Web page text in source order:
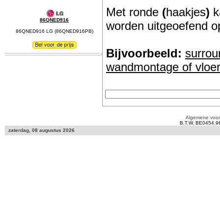
86QNED916
86QNED916 LG (86QNED916PB)
Met ronde (haakjes)
worden uitgeoefend
Bijvoorbeeld:
wandmontage of
Algemene
B.T.W.
zaterdag, 08 augustus 2026